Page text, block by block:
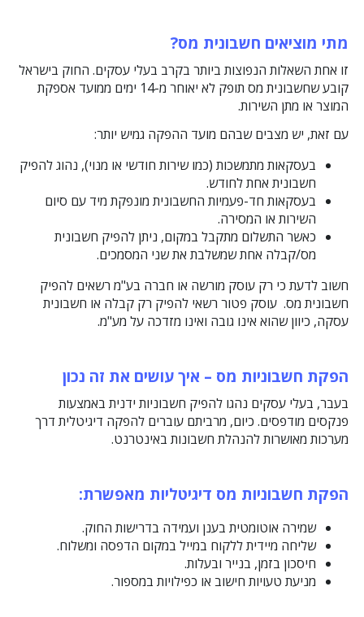
מתי מוציאים חשבונית מס?
זו אחת השאלות הנפוצות ביותר בקרב בעלי עסקים. החוק בישראל
קובע שחשבונית מס תופק לא יאוחר מ-14 ימים ממועד אספקת
המוצר או מתן השירות.
עם זאת, יש מצבים שבהם מועד ההפקה גמיש יותר:
בעסקאות מתמשכות (כמו שירות חודשי או מנוי), נהוג להפיק
חשבונית אחת לחודש.
בעסקאות חד-פעמיות החשבונית מונפקת מיד עם סיום
השירות או המסירה.
כאשר התשלום מתקבל במקום, ניתן להפיק חשבונית
מס/קבלה אחת שמשלבת את שני המסמכים.
חשוב לדעת כי רק עוסק מורשה או חברה בע"מ רשאים להפיק
חשבונית מס. עוסק פטור רשאי להפיק רק קבלה או חשבונית
עסקה, כיוון שהוא אינו גובה ואינו מזדכה על מע"מ.
הפקת חשבוניות מס – איך עושים את זה נכון
בעבר, בעלי עסקים נהגו להפיק חשבוניות ידנית באמצעות
פנקסים מודפסים. כיום, מרביתם עוברים להפקה דיגיטלית דרך
מערכות מאושרות להנהלת חשבונות באינטרנט.
הפקת חשבוניות מס דיגיטליות מאפשרת:
שמירה אוטומטית בענן ועמידה בדרישות החוק.
שליחה מיידית ללקוח במייל במקום הדפסה ומשלוח.
חיסכון בזמן, בנייר ובעלות.
מניעת טעויות חישוב או כפילויות במספור.